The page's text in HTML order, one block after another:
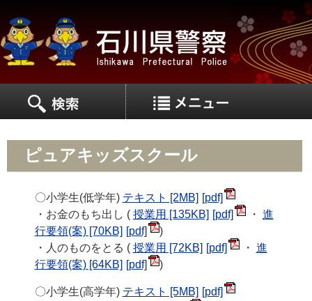
ピュアキッズスクール
〇小学生(低学年) テキスト [2MB]
・お金のもち出し ( 授業用 [135KB] ・ 進
行要領(案) [70KB]
)
・人のものをとる ( 授業用 [72KB] ・ 進
行要領(案) [64KB]
)
〇小学生(高学年) テキスト [5MB]